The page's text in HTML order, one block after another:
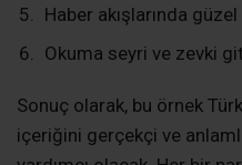
Haber akışlarında güzel
Okuma seyri ve zevki
Sonuç olarak, bu örnek
içeriğini gerçekçi ve